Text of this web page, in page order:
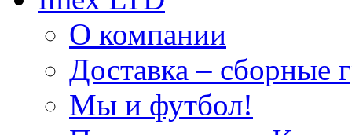
О компании
Доставка – сборные
Мы и футбол!